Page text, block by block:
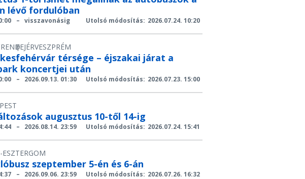
lévő fordulóban
– visszavonásig Utolsó módosítás: 2026.07.24. 10:20
|
FEJÉRVESZPRÉM
térsége – éjszakai járat a
koncertjei után
– 2026.09.13. 01:30 Utolsó módosítás: 2026.07.23. 15:00
PEST
augusztus 10-től 14-ig
– 2026.08.14. 23:59 Utolsó módosítás: 2026.07.24. 15:41
szeptember 5-én és 6-án
– 2026.09.06. 23:59 Utolsó módosítás: 2026.07.26. 16:32